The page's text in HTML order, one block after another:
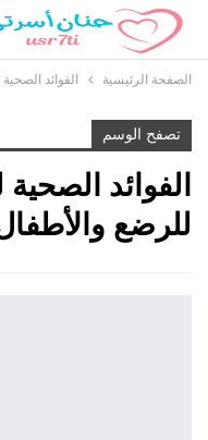
الصفحة الرئيسية الفوائد
تصفح الوسم
الفوائد
للرضع